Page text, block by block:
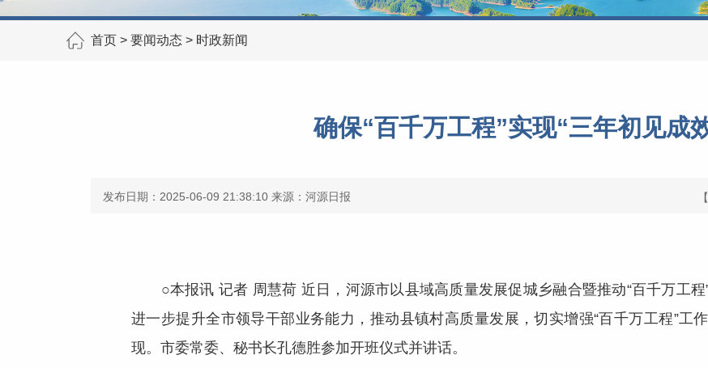
首页 > 要闻动态 > 时政新闻
确保“百千万工程”实现“三年初见成
发布日期：2025-06-09 21:38:10 来源：河源日报
○本报讯 记者 周慧荷 近日，河源市以县域高质量发展促城乡融合暨推动“百千万工程”
进一步提升全市领导干部业务能力，推动县镇村高质量发展，切实增强“百千万工程”工
现。市委常委、秘书长孔德胜参加开班仪式并讲话。